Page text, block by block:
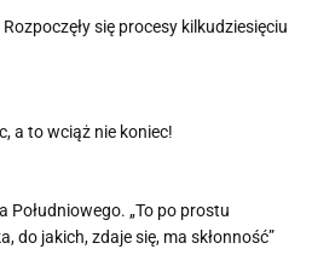
się procesy kilkudziesięciu
a to wciąż nie koniec!
Południowego. „To po prostu
do jakich, zdaje się, ma skłonność”